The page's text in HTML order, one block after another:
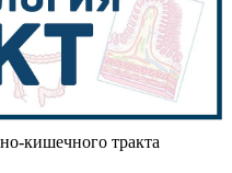
кишечного тракта